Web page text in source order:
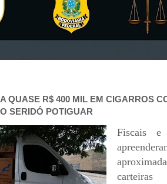
QUASE R$ 400 MIL EM CIGARROS
SERIDÓ POTIGUAR
Fiscais e